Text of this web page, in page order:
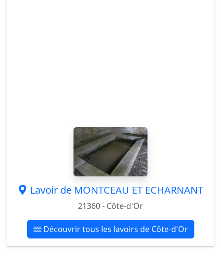
Lavoir de MONTCEAU ET ECHARNANT
21360 - Côte-d'Or
Découvrir tous les lavoirs de Côte-d'Or